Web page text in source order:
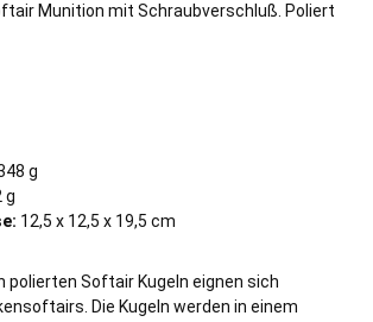
Munition mit Schraubverschluß. Poliert
g
g
12,5 x 12,5 x 19,5 cm
polierten Softair Kugeln eignen sich
Die Kugeln werden in einem